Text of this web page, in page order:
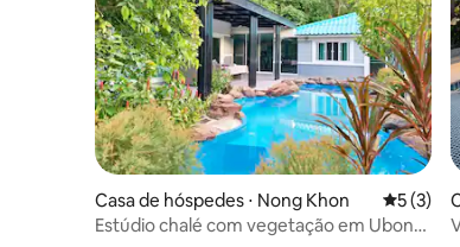
Casa de hóspedes ⋅ Nong Khon 5 de uma
5 (3)
Estúdio chalé com vegetação em Ubon